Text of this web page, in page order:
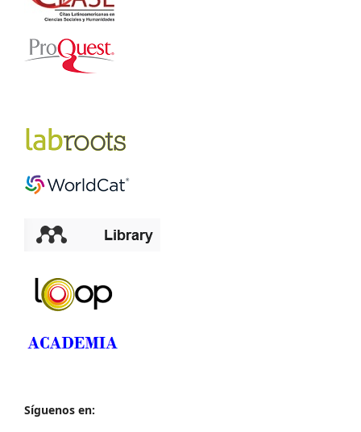
Síguenos en: